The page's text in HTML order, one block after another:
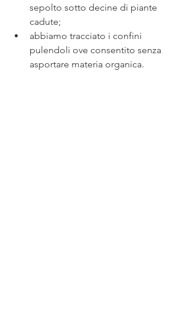
sepolto sotto decine di piante
cadute;
abbiamo tracciato i confini
pulendoli ove consentito senza
asportare materia organica.